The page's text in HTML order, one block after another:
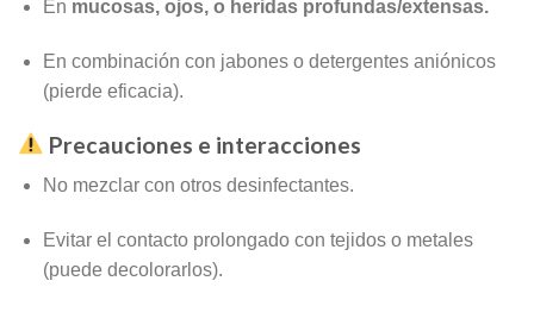
En mucosas, ojos, o heridas profundas/extensas.
En combinación con jabones o detergentes aniónicos
(pierde eficacia).
Precauciones e interacciones
No mezclar con otros desinfectantes.
Evitar el contacto prolongado con tejidos o metales
(puede decolorarlos).